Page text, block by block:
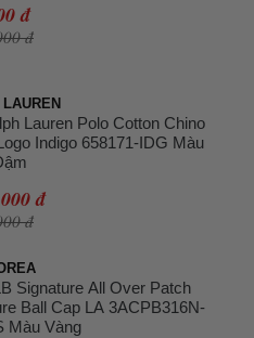
đ
đ
Lauren Polo Cotton Chino
Indigo 658171-IDG Màu
đ
đ
Signature All Over Patch
Ball Cap LA 3ACPB316N-
Màu Vàng